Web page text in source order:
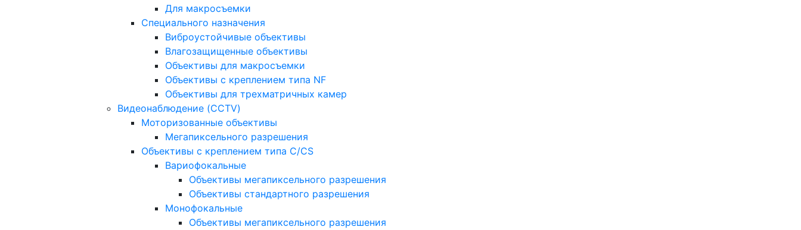
Для макросъемки
Специального назначения
Виброустойчивые объективы
Влагозащищенные объективы
Объективы для макросъемки
Объективы с креплением типа NF
Объективы для трехматричных камер
Видеонаблюдение (CCTV)
Моторизованные объективы
Мегапиксельного разрешения
Объективы с креплением типа C/CS
Вариофокальные
Объективы мегапиксельного разрешения
Объективы стандартного разрешения
Монофокальные
Объективы мегапиксельного разрешения